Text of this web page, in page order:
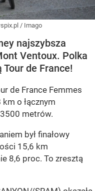
/ Imago
najszybsza
Ventoux. Polka
de France!
de France Femmes
o łącznym
metrów.
był finałowy
15,6 km
8,6 proc. To zresztą